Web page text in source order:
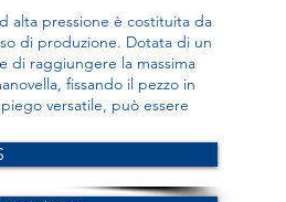
alta pressione è costituita da
di produzione. Dotata di un
di raggiungere la massima
fissando il pezzo in
versatile, può essere